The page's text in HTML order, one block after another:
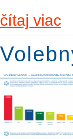
čítaj viac